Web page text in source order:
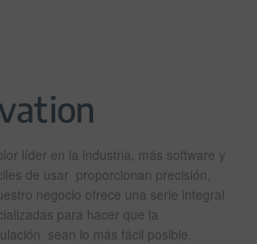
líder en la industria, más software y
de usar proporcionan precisión,
negocio ofrece una serie integral
para hacer que la
sean lo más fácil posible.